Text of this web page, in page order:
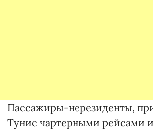
Пассажиры-нерезиденты,
Тунис чартерными рейсами